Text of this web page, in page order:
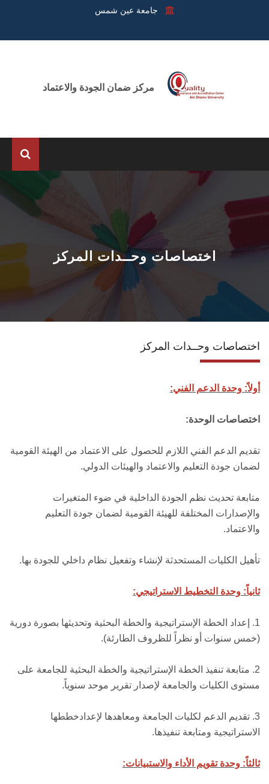
جامعة عين شمس
عن المركز
الوحدات
الانجازات
اتصل بنا
اختصاصات وحــدات المركز
اختصاصات وحــدات المركز
أولاً: وحدة الدعم الفني:
اختصاصات الوحدة:
تقديم الدعم الفني اللازم للحصول على الاعتماد من الهيئة القومية
لضمان جودة التعليم والاعتماد والهيئات الدولي.
متابعة تحديث نظم الجودة الداخلية في ضوء المتغيرات
والإصدارات المختلفة للهيئة القومية لضمان جودة التعليم
والاعتماد.
تأهيل الكليات المستحدثة لإنشاء وتفعيل نظام داخلي للجودة بها.
ثانياً: وحدة التخطيط الاستراتيجي:
1. إعداد الخطة الإستراتيجية والخطة البحثية وتحديثها بصورة دورية
(خمس سنوات أو نظراً للظروف الطارئة).
2. متابعة تنفيذ الخطة الإستراتيجية والخطة البحثية للجامعة على
مستوى الكليات والجامعة لإصدار تقرير موحد سنوياً.
3. تقديم الدعم لكليات الجامعة ومعاهدها لإعدادخططها
الاستراتيجية ومتابعة تنفيذها.
ثالثاً: وحدة تقويم الأداء والاستبيانات: